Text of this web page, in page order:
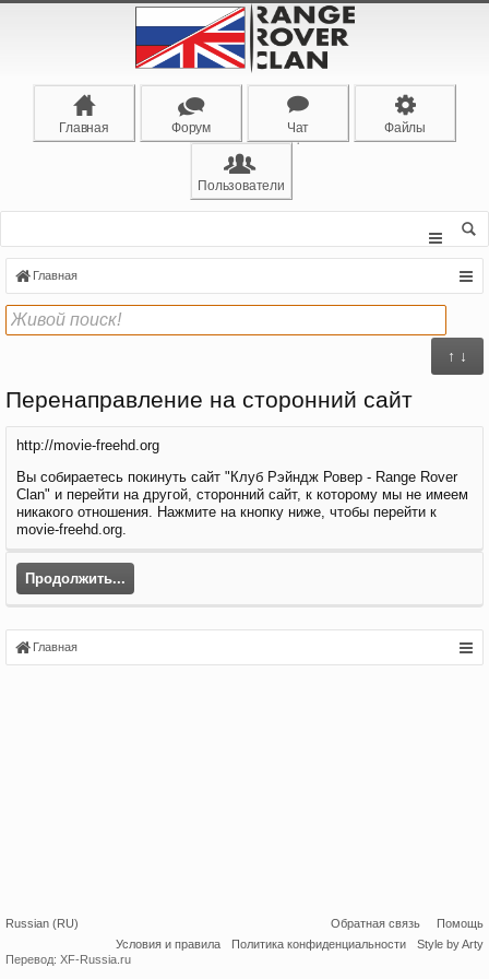
Главная Форум Чат Файлы
Пользователи
Главная
↑ ↓
Перенаправление на сторонний сайт
http://movie-freehd.org
Вы собираетесь покинуть сайт "Клуб Рэйндж Ровер - Range Rover
Clan" и перейти на другой, сторонний сайт, к которому мы не имеем
никакого отношения. Нажмите на кнопку ниже, чтобы перейти к
movie-freehd.org.
Продолжить...
Главная
Russian (RU) Обратная связь
Помощь
Условия и правила
Политика конфиденциальности
Style by Arty
Перевод: XF-Russia.ru